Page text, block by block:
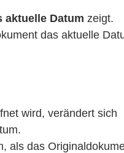
aktuelle Datum zeigt.
das aktuelle
wird, verändert sich
als das